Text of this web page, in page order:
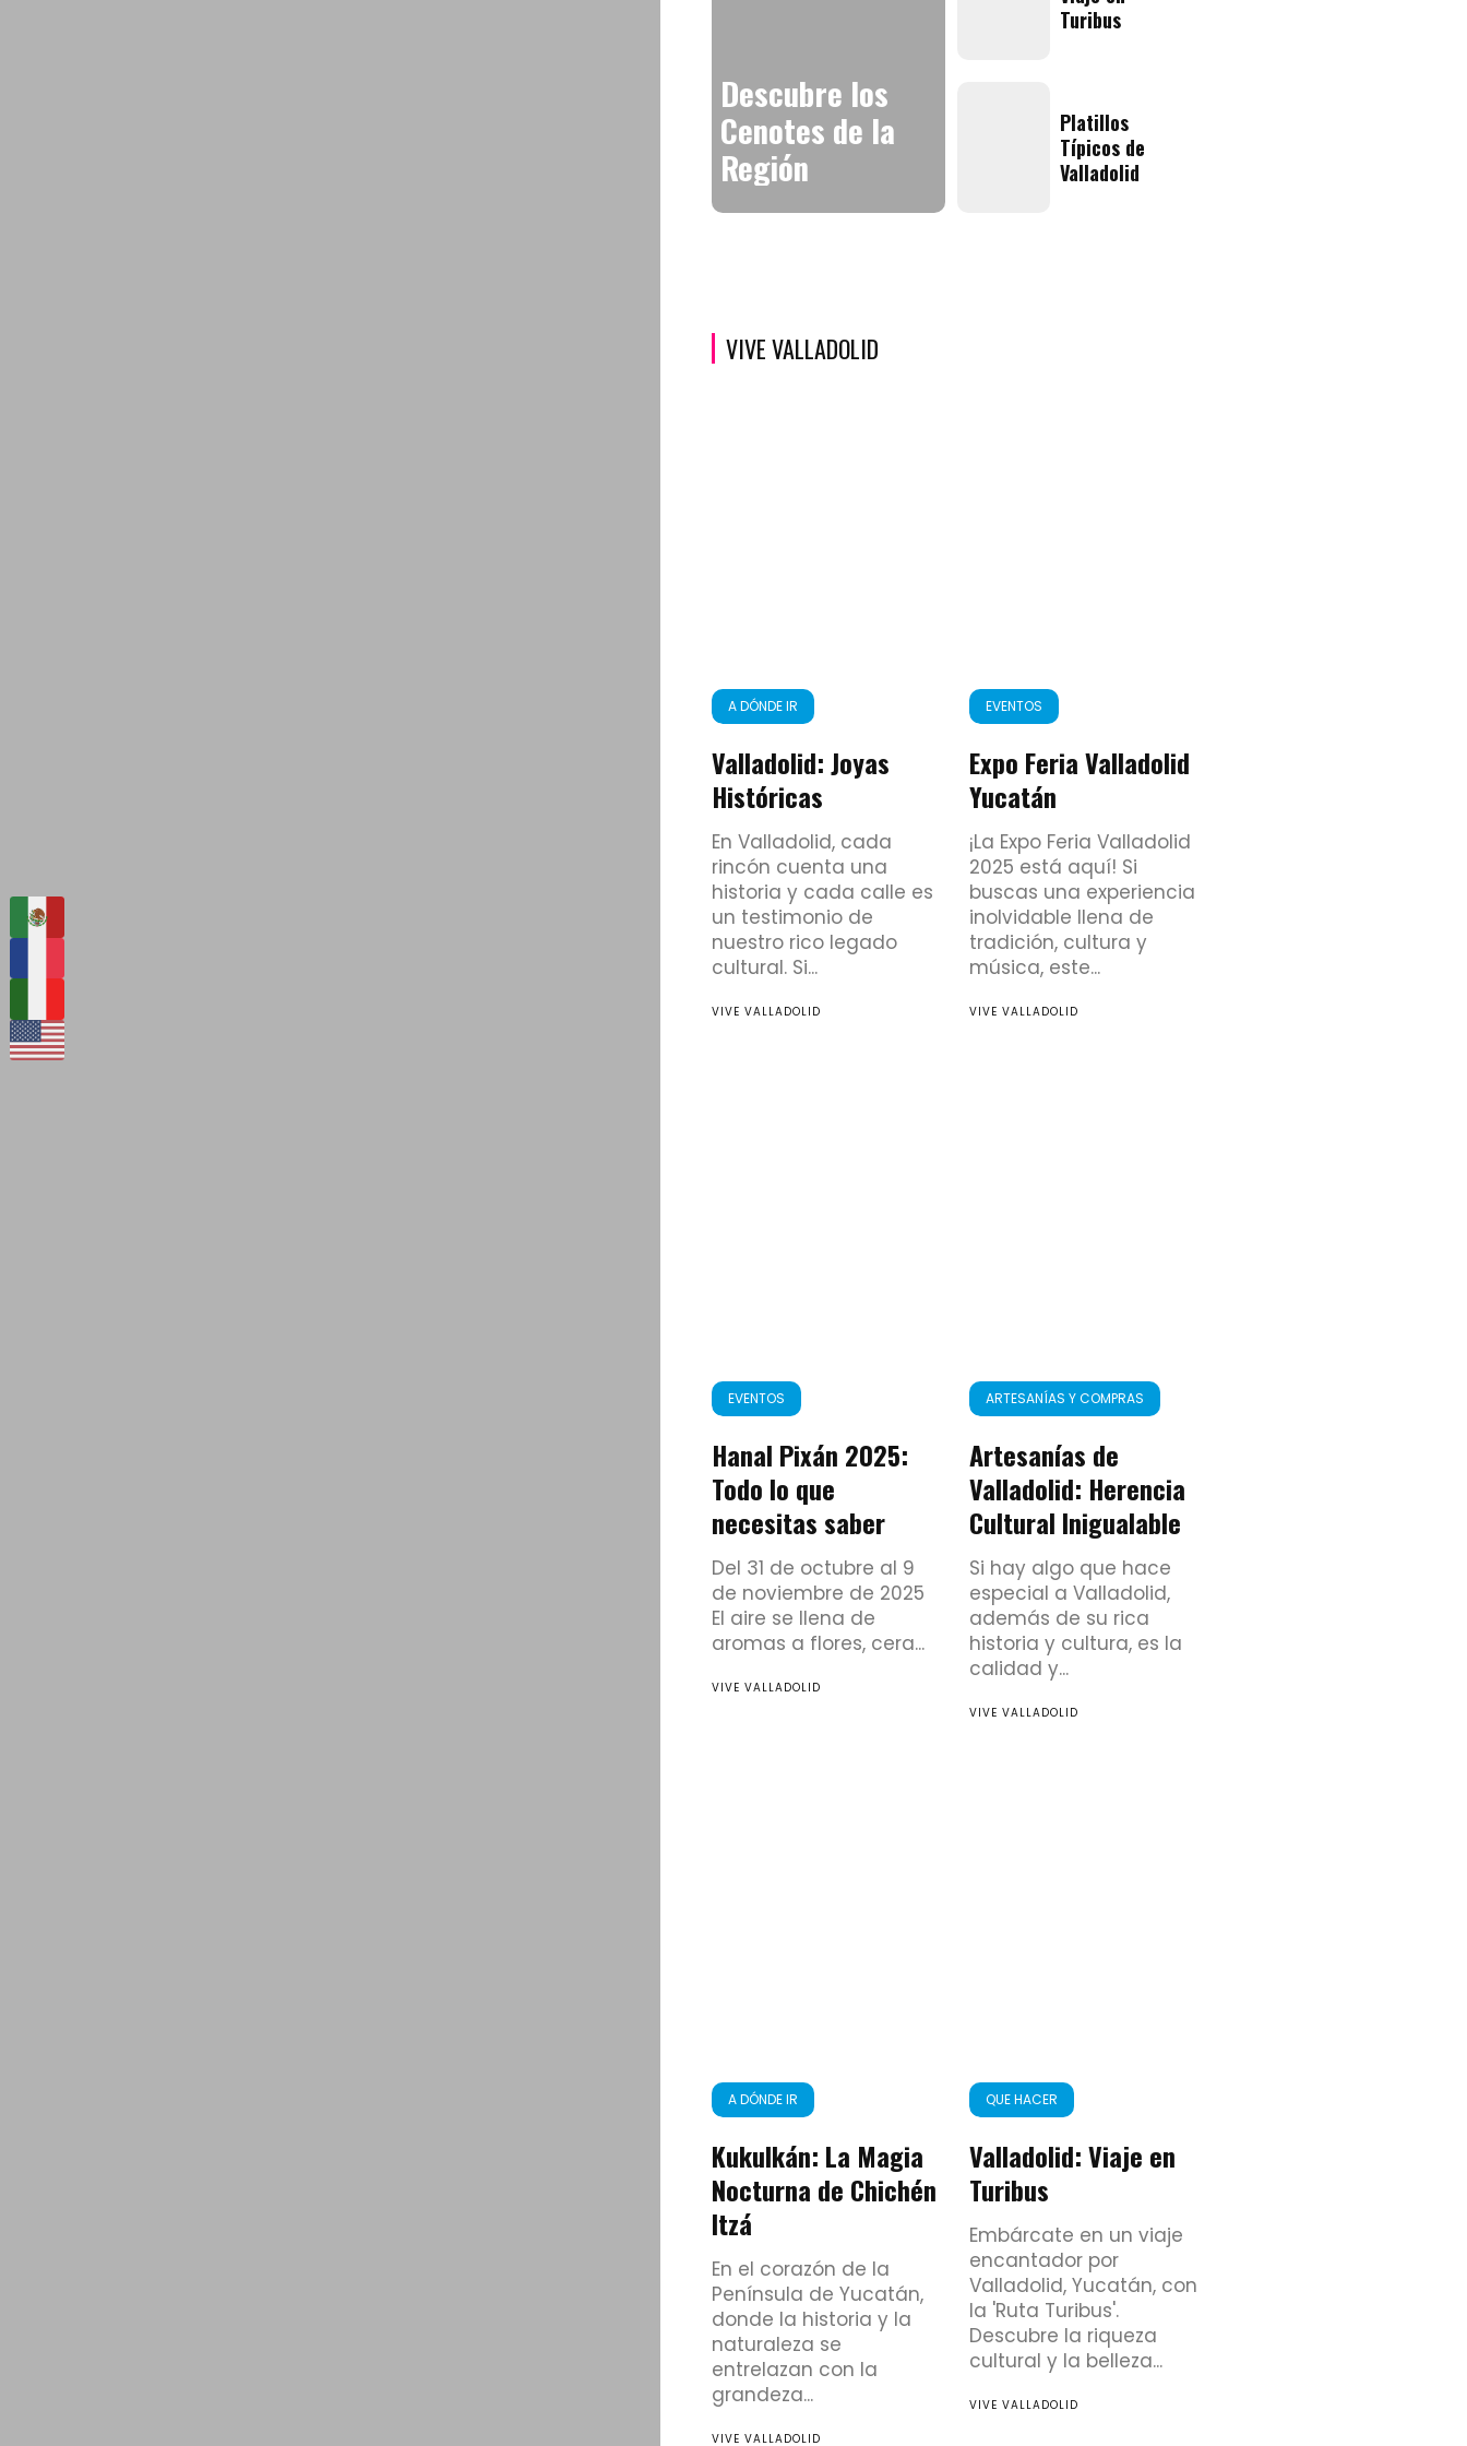
Descubre los
Cenotes de la
Región
Turibus
Platillos
Típicos de
Valladolid
VIVE VALLADOLID
A DÓNDE IR
Valladolid: Joyas
Históricas
En Valladolid, cada
rincón cuenta una
historia y cada calle es
un testimonio de
nuestro rico legado
cultural. Si...
VIVE VALLADOLID
EVENTOS
Expo Feria Valladolid
Yucatán
¡La Expo Feria Valladolid
2025 está aquí! Si
buscas una experiencia
inolvidable llena de
tradición, cultura y
música, este...
VIVE VALLADOLID
EVENTOS
Hanal Pixán 2025:
Todo lo que
necesitas saber
Del 31 de octubre al 9
de noviembre de 2025
El aire se llena de
aromas a flores, cera...
VIVE VALLADOLID
ARTESANÍAS Y COMPRAS
Artesanías de
Valladolid: Herencia
Cultural Inigualable
Si hay algo que hace
especial a Valladolid,
además de su rica
historia y cultura, es la
calidad y...
VIVE VALLADOLID
A DÓNDE IR
Kukulkán: La Magia
Nocturna de Chichén
Itzá
En el corazón de la
Península de Yucatán,
donde la historia y la
naturaleza se
entrelazan con la
grandeza...
VIVE VALLADOLID
QUE HACER
Valladolid: Viaje en
Turibus
Embárcate en un viaje
encantador por
Valladolid, Yucatán, con
la 'Ruta Turibus'.
Descubre la riqueza
cultural y la belleza...
VIVE VALLADOLID